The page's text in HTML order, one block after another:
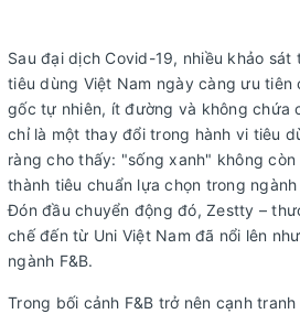
Sau đại dịch Covid-19, nhiều khảo
tiêu dùng Việt Nam ngày càng ưu tiên
gốc tự nhiên, ít đường và không chứa
chỉ là một thay đổi trong hành vi tiêu
ràng cho thấy: "sống xanh" không
thành tiêu chuẩn lựa chọn trong
Đón đầu chuyển động đó, Zestty –
chế đến từ Uni Việt Nam đã nổi lên
ngành F&B.
Trong bối cảnh F&B trở nên cạnh